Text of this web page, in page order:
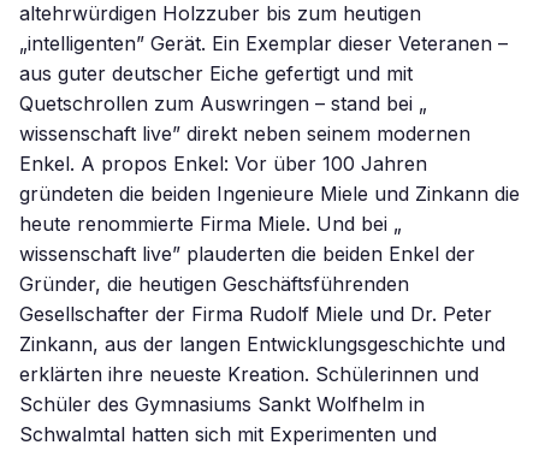
altehrwürdigen Holzzuber bis zum heutigen
„intelligenten” Gerät. Ein Exemplar dieser Veteranen –
aus guter deutscher Eiche gefertigt und mit
Quetschrollen zum Auswringen – stand bei „
wissenschaft live” direkt neben seinem modernen
Enkel. A propos Enkel: Vor über 100 Jahren
gründeten die beiden Ingenieure Miele und Zinkann die
heute renommierte Firma Miele. Und bei „
wissenschaft live” plauderten die beiden Enkel der
Gründer, die heutigen Geschäftsführenden
Gesellschafter der Firma Rudolf Miele und Dr. Peter
Zinkann, aus der langen Entwicklungsgeschichte und
erklärten ihre neueste Kreation. Schülerinnen und
Schüler des Gymnasiums Sankt Wolfhelm in
Schwalmtal hatten sich mit Experimenten und